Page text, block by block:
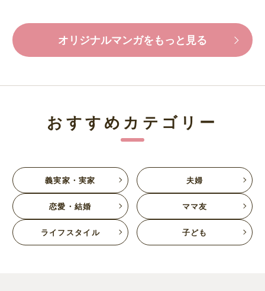
オリジナルマンガをもっと見る
おすすめカテゴリー
義実家・実家 夫婦
恋愛・結婚 ママ友
ライフスタイル 子ども